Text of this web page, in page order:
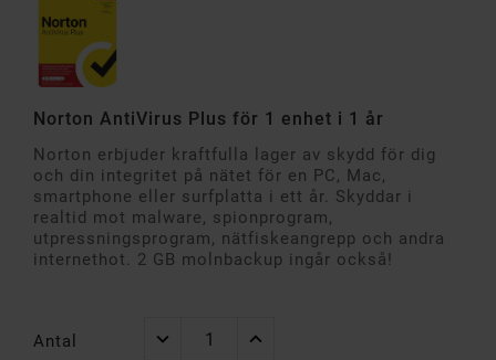
Norton AntiVirus Plus för 1 enhet i 1 år
Norton erbjuder kraftfulla lager av skydd för dig
och din integritet på nätet för en PC, Mac,
smartphone eller surfplatta i ett år. Skyddar i
realtid mot malware, spionprogram,
utpressningsprogram, nätfiskeangrepp och andra
internethot. 2 GB molnbackup ingår också!
Antal